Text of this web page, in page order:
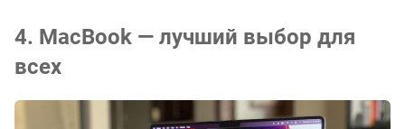
4. MacBook — лучший выбор для
всех